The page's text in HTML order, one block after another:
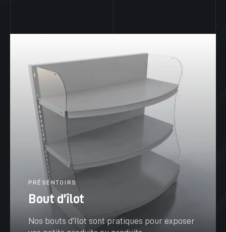
PRÉSENTOIRS
Bout d’îlot
Nos bouts d’îlot sont pratiques pour exposer